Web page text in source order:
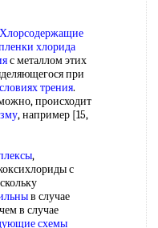
Хлорсодержащие
хлорида
с металлом этих
при
трения.
происходит
, например [15,
,
с
в случае
в случае
схемы